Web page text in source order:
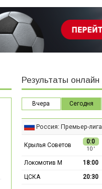
Результаты онлайн
Вчера Сегодня
Россия: Премьер-лига
Крылья Советов 0:0
10 ′
Локомотив М 18:00
ЦСКА
20:30